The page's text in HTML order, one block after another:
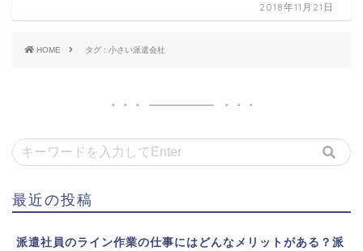
2018年11月21日
HOME タグ : 小さい派遣会社
最近の投稿
派遣社員のライン作業の仕事にはどんなメリットがある？派